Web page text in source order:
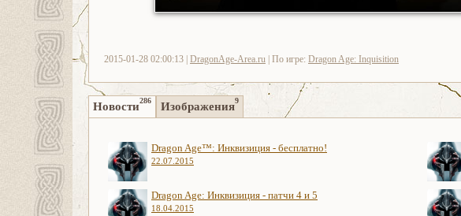
2015-01-28 02:00:13 | DragonAge-Area.ru | По игре: Dragon Age: Inquisition
Новости286 Изображения9
Dragon Age™: Инквизиция - бесплатно!
22.07.2015
Dragon Age: Инквизиция - патчи 4 и 5
18.04.2015